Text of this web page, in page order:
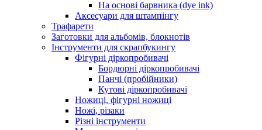
На основі барвника (dye ink)
Аксесуари для штампінгу
Трафарети
Заготовки для альбомів, блокнотів
Інструменти для скрапбукингу
Фігурні діркопробивачі
Бордюрні діркопробивачі
Панчі (пробійники)
Кутові діркопробивачі
Ножиці, фігурні ножиці
Ножі, різаки
Різні інструменти